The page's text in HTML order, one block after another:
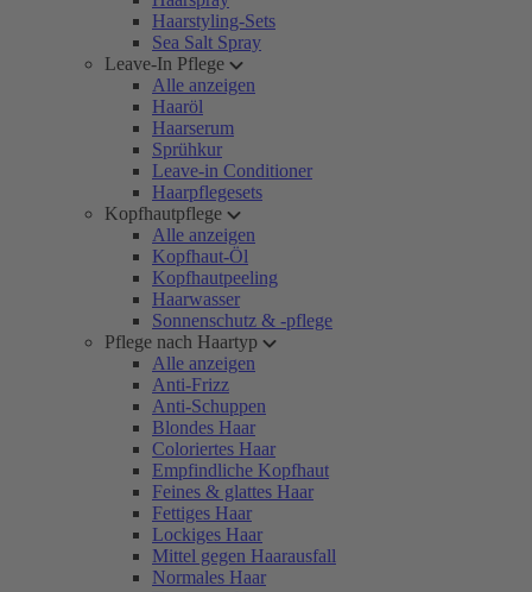
Haarstyling-Sets
Sea Salt Spray
Leave-In Pflege
Alle anzeigen
Haaröl
Haarserum
Sprühkur
Leave-in Conditioner
Haarpflegesets
Kopfhautpflege
Alle anzeigen
Kopfhaut-Öl
Kopfhautpeeling
Haarwasser
Sonnenschutz & -pflege
Pflege nach Haartyp
Alle anzeigen
Anti-Frizz
Anti-Schuppen
Blondes Haar
Coloriertes Haar
Empfindliche Kopfhaut
Feines & glattes Haar
Fettiges Haar
Lockiges Haar
Mittel gegen Haarausfall
Normales Haar